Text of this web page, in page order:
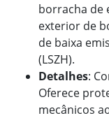
borracha de
exterior de
de baixa
(LSZH).
Detalhes:
Oferece
mecânicos